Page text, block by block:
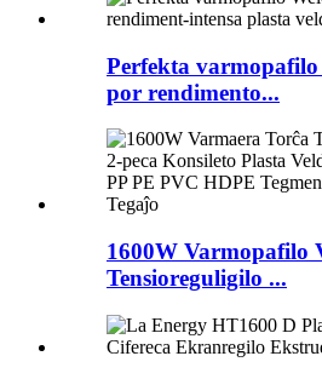
Perfekta
por rendimento...
1600W Varmopafilo
Tensioreguligilo ...